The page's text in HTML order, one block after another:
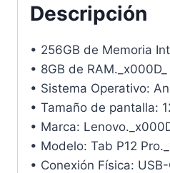
Descripción
• 256GB de Memoria
• 8GB de RAM._x000D_
• Sistema Operativo:
• Tamaño de pantalla:
• Marca:
• Modelo: Tab P12
• Conexión Física: USB-